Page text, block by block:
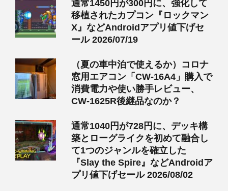
通常1450円が300円に、強化して
移植されたカプコン『ロックマン
X』などAndroidアプリ値下げセ
ール 2026/07/19
（夏の車中泊で使えるか）コロナ
窓用エアコン「CW-16A4」購入で
消費電力や使い勝手レビュー、
CW-1625R後継品なのか？
通常1040円が728円に、デッキ構
築とローグライクを初めて融合し
て1つのジャンルを確立した
『Slay the Spire』などAndroidア
プリ値下げセール 2026/08/02